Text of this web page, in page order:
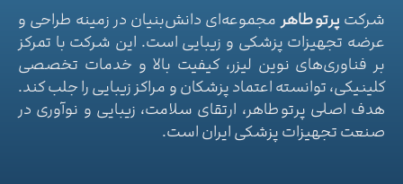
شرکتپرتو طاهرمجموعه‌ای دانش‌بنیان در زمینه طراحی و
عرضه تجهیزات پزشکی و زیبایی است. این شرکت با تمرکز
بر فناوری‌های نوین لیزر، کیفیت بالا و خدمات تخصصی
کلینیکی، توانسته اعتماد پزشکان و مراکز زیبایی را جلب کند.
هدف اصلی پرتو طاهر، ارتقای سلامت، زیبایی و نوآوری در
صنعت تجهیزات پزشکی ایران است.